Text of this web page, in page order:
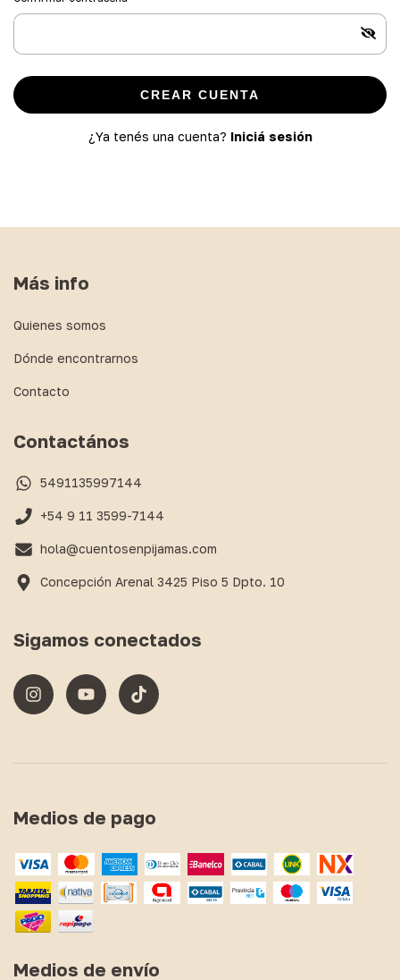
CREAR CUENTA
¿Ya tenés una cuenta? Iniciá sesión
Más info
Quienes somos
Dónde encontrarnos
Contacto
Contactános
5491135997144
+54 9 11 3599-7144
hola@cuentosenpijamas.com
Concepción Arenal 3425 Piso 5 Dpto. 10
Sigamos conectados
Medios de pago
Medios de envío